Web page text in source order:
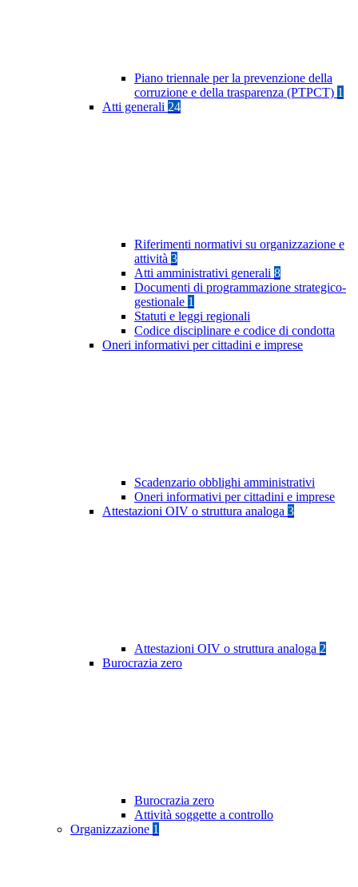
Piano triennale per la prevenzione della
corruzione e della trasparenza (PTPCT) 1
Atti generali 24
Riferimenti normativi su organizzazione e
attività 3
Atti amministrativi generali 8
Documenti di programmazione strategico-
gestionale 1
Statuti e leggi regionali
Codice disciplinare e codice di condotta
Oneri informativi per cittadini e imprese
Scadenzario obblighi amministrativi
Oneri informativi per cittadini e imprese
Attestazioni OIV o struttura analoga 3
Attestazioni OIV o struttura analoga 2
Burocrazia zero
Burocrazia zero
Attività soggette a controllo
Organizzazione 1